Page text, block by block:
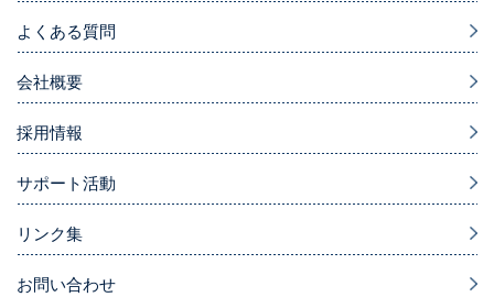
よくある質問
会社概要
採用情報
サポート活動
リンク集
お問い合わせ